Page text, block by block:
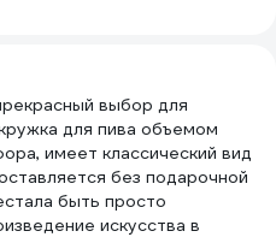
выбор для
для пива объемом
имеет классический вид
без подарочной
быть просто
искусства в